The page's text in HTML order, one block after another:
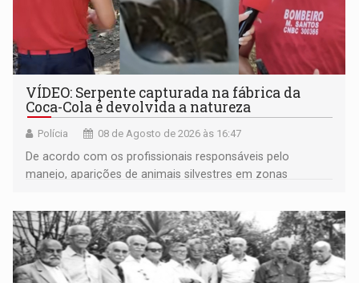
VÍDEO: Serpente capturada na fábrica da
Coca-Cola é devolvida a natureza
Polícia 08 de Agosto de 2026 às 16:47
De acordo com os profissionais responsáveis pelo
manejo, aparições de animais silvestres em zonas